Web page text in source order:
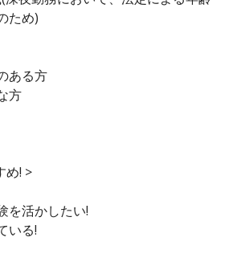
ため)
ある方
方
め! >
を活かしたい!
いる!